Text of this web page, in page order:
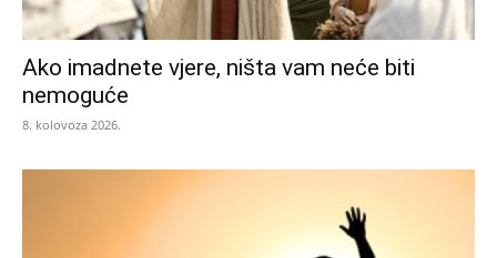
Ako imadnete vjere, ništa vam neće biti
nemoguće
8. kolovoza 2026.